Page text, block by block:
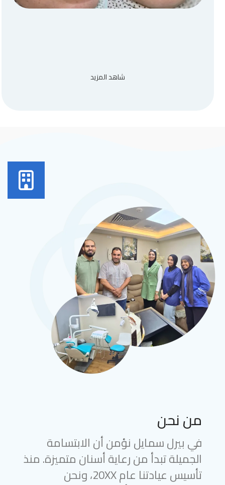
شاهد المزيد
من نحن
في بيرل سمايل نؤمن أن الابتسامة
الجميلة تبدأ من رعاية أسنان متميزة. منذ
تأسيس عيادتنا عام 20XX، ونحن